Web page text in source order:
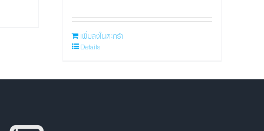
เพิ่มลงในตะกร้า
Details